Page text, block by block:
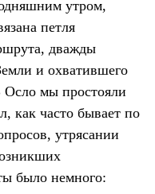
утром,
петля
дважды
и охватившего
Осло мы простояли
как часто бывает по
утрясании
было немного: